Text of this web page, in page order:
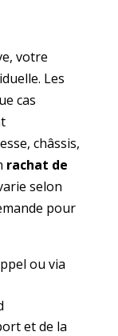
votre
Les
cas
châssis,
rachat de
selon
pour
ou via
et de la